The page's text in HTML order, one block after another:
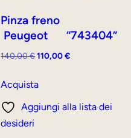
Pinza freno
Peugeot “743404”
140,00€Il
originale
140,00 €.
110,00€
110,00 €.
Acquista
Aggiungi alla lista dei
desideri